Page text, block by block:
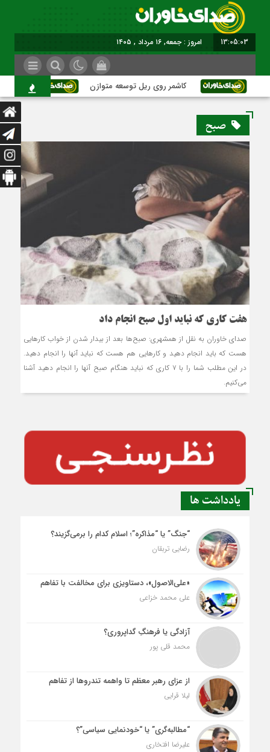
13:05:03 امروز : جمعه, ۱۶ مرداد , ۱۴۰۵
کاشمر روی ریل توسعه متوازن کاشمر؛
صبح
هفت کاری که نباید اول صبح انجام داد
صدای خاوران به نقل از همشهری: صبح‌ها بعد از بیدار شدن از خواب کارهایی
هست که باید انجام دهید و کارهایی هم هست که نباید آنها را انجام دهید.
در این مطلب شما را با ۷ کاری که نباید هنگام صبح‌ آنها را انجام دهید آشنا
می‌کنیم.
یادداشت ها
“جنگ” یا “مذاکره”؛ اسلام کدام را برمی‌گزیند؟
رضایی تربقان
«علی‌الاصول»، دستاویزی برای مخالفت با تفاهم
علی محمد خزاعی
آزادگی یا فرهنگِ گداپروری؟
محمد قلی پور
از عزای رهبر معظم تا واهمه تندروها از تفاهم
لیلا قرایی
“مطالبه‌گری” یا “خودنمایی سیاسی”؟
علیرضا افتخاری